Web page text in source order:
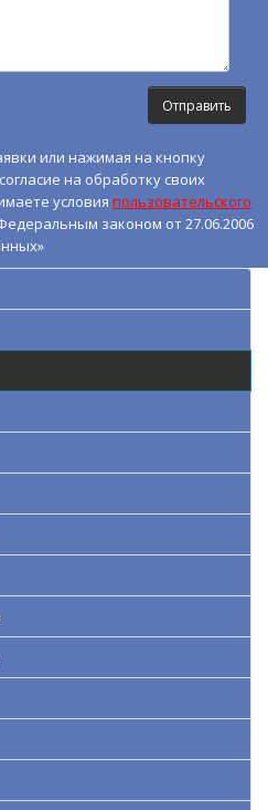
или нажимая на кнопку
на обработку своих
условия пользовательского
законом от 27.06.2006